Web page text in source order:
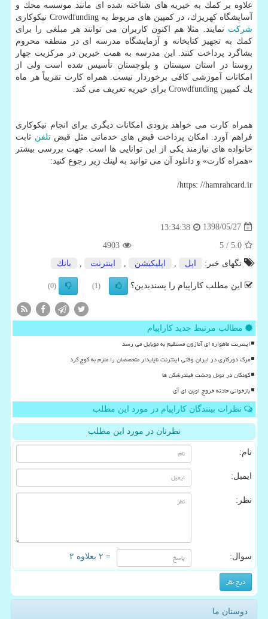
علاوه بر كمك به خیریه های شناخته شده ای مانند موسسه محك و
آسایشگاه كهریزك، در كمپین های مربوط به Crowdfunding نیكوكاری
شركت نمایند. مثلا هم اكنون كاربران می توانند هر مبلغی را برای
كمك به تجهیز كتابخانه و آزمایشگاه مدرسه ای در منطقه محروم
بشاگرد پرداخت كنند. این مدرسه به همت خیرین در مركزیت چهار
روستا در استان سیستان و بلوچستان تأسیس شده است ولی از
امكانات آموزشی كافی برخوردار نیست. همراه كارت تقریباً هر ماه
یك كمپین Crowdfunding برای خیریه تعریف می كند.
همراه كارت می خواهد بزودی امكانات دیگری برای انجام نیكوكاری
فراهم آورد. امكان پرداخت قبض های خدماتی مثل قبضتلفن ثابت
خانواده های نیازمند یكی از این توانایی ها است. جهت بررسی بیشتر
«همراه كارت» و دانلود آن می توانید به لینك زیر رجوع كنید:
https: //hamrahcard.ir/
1398/05/27
13:34:38
5.0
/ 5
4903
تگهای خبر:
اپل اپلیكیشن اینترنت بانك
این مطلب کاراپیام را پسندیدین؟ (1)
(0)
مطالب مرتبط جدید کاراپیام
اینترنت ماهواره ای آمازون مستقیم به موبایل می رسد
مرگ دورکاری در ایران وقتی اینترنت ناپایدار متخصصان را ملزم به کوچ کرد
کودکان در تونل وحشت فیلترشکن ها
بازخوانی حادثه خروج اوپن ای آی
نظرات بینندگان کاراپیام در مورد این مطلب
نظرتان در مورد این مطلب
نام:
ایمیل:
نظر:
سوال: = ۲ بعلاوه ۲
دوستان ما